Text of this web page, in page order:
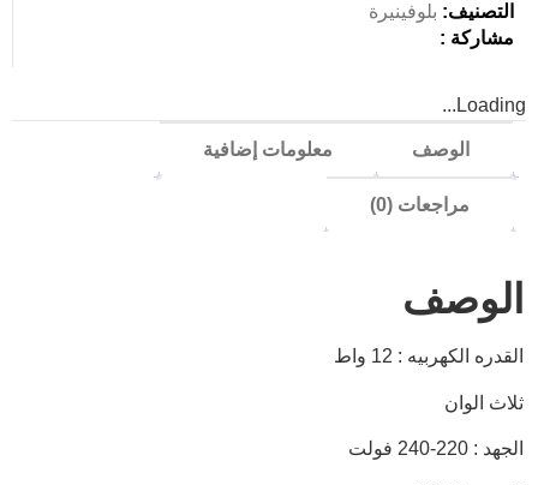
التصنيف: بلوفينيرة
مشاركة :
Loading...
الوصف معلومات إضافية
مراجعات (0)
الوصف
القدره الكهربيه : 12 واط
ثلاث الوان
الجهد : 220-240 فولت